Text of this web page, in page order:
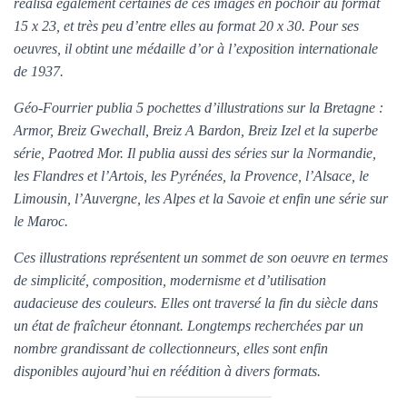
réalisa également certaines de ces images en pochoir au format
15 x 23, et très peu d’entre elles au format 20 x 30. Pour ses
oeuvres, il obtint une médaille d’or à l’exposition internationale
de 1937.
Géo-Fourrier publia 5 pochettes d’illustrations sur la Bretagne :
Armor, Breiz Gwechall, Breiz A Bardon, Breiz Izel et la superbe
série, Paotred Mor. Il publia aussi des séries sur la Normandie,
les Flandres et l’Artois, les Pyrénées, la Provence, l’Alsace, le
Limousin, l’Auvergne, les Alpes et la Savoie et enfin une série sur
le Maroc.
Ces illustrations représentent un sommet de son oeuvre en termes
de simplicité, composition, modernisme et d’utilisation
audacieuse des couleurs. Elles ont traversé la fin du siècle dans
un état de fraîcheur étonnant. Longtemps recherchées par un
nombre grandissant de collectionneurs, elles sont enfin
disponibles aujourd’hui en réédition à divers formats.